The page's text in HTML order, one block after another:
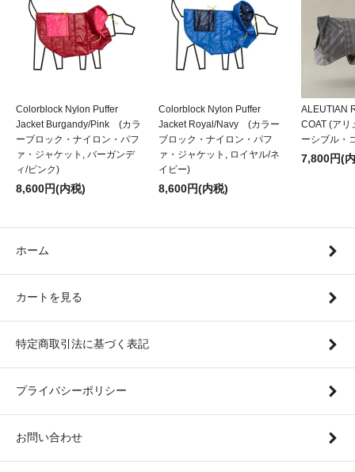
Colorblock Nylon Puffer
Jacket Burgandy/Pink (カラ
ーブロック・ナイロン・パフ
ァ・ジャケット, バーガンデ
ィ/ピンク)
8,600円(内税)
Colorblock Nylon Puffer
Jacket Royal/Navy (カラー
ブロック・ナイロン・パフ
ァ・ジャケット, ロイヤル/ネ
イビー)
8,600円(内税)
ALEUTIAN
COAT (アリ
ーシブル・
7,800円(
ホーム
カートを見る
特定商取引法に基づく表記
プライバシーポリシー
お問い合わせ